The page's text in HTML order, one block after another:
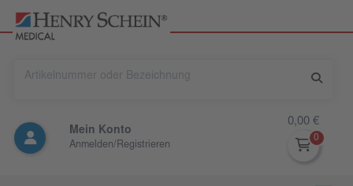
Mein Konto
Anmelden/Registrieren
0,00 €